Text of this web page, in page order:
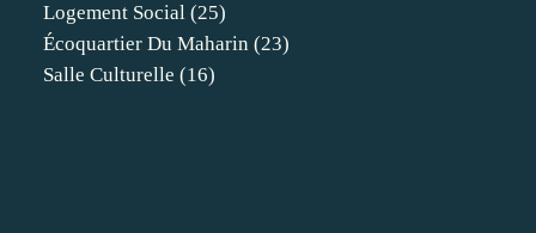
Logement Social (25)
Écoquartier Du Maharin (23)
Salle Culturelle (16)